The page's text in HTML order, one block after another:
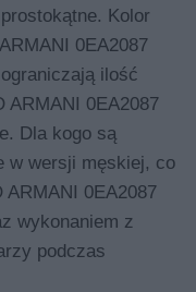
Kolor
0EA2087
ilość
ARMANI 0EA2087
Dla kogo są
w wersji męskiej, co
0EA2087
wykonaniem z
podczas